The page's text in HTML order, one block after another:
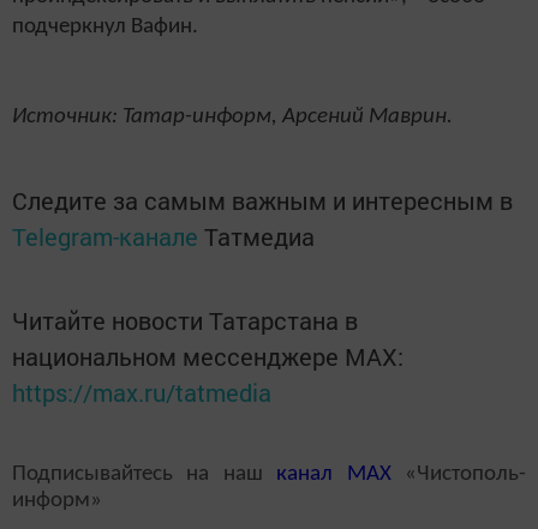
подчеркнул Вафин.
Источник: Татар-информ, Арсений Маврин.
Следите за самым важным и интересным в
Telegram-канале Татмедиа
Читайте новости Татарстана в
национальном мессенджере MАХ:
https://max.ru/tatmedia
Подписывайтесь на наш канал MAX«Чистополь-
информ»